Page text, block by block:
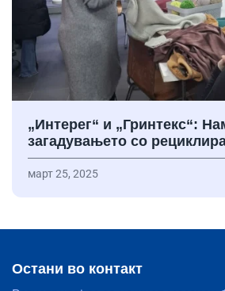
„Интерег“ и „Гринтекс“:
загадувањето со
март 25, 2025
Остани во контакт